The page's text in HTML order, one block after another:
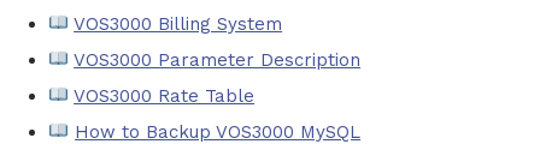
VOS3000 Billing System
VOS3000 Parameter Description
VOS3000 Rate Table
How to Backup VOS3000 MySQL